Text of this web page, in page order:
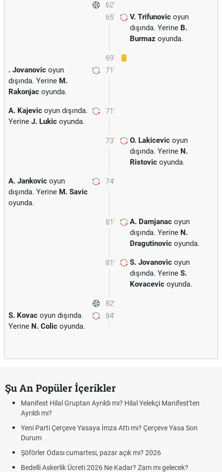
62'
65'
V. Trifunovic oyun
dışında. Yerine B.
Burmaz oyunda.
69'
71'
. Jovanovic oyun
dışında. Yerine M.
Rakonjac oyunda.
71'
A. Kajevic oyun dışında.
Yerine J. Lukic oyunda.
73' O. Lakicevic oyun
dışında. Yerine N.
Ristovic oyunda.
74'
A. Jankovic oyun
dışında. Yerine M. Savic
oyunda.
81' A. Damjanac oyun
dışında. Yerine N.
Dragutinovic oyunda.
81' S. Jovanovic oyun
dışında. Yerine S.
Kovacevic oyunda.
82'
84'
S. Kovac oyun dışında.
Yerine N. Colic oyunda.
Şu An Popüler İçerikler
Manifest Hilal Gruptan Ayrıldı mı? Hilal Yelekçi Manifest'ten
Ayrıldı mı?
Yeni Parti Çerçeve Yasaya İmza Attı mı? Çerçeve Yasa Son
Durum
Şöförler Odası cumartesi, pazar açık mı? 2026
Bedelli Askerlik Ücreti 2026 Ne Kadar? Zam mı gelecek?